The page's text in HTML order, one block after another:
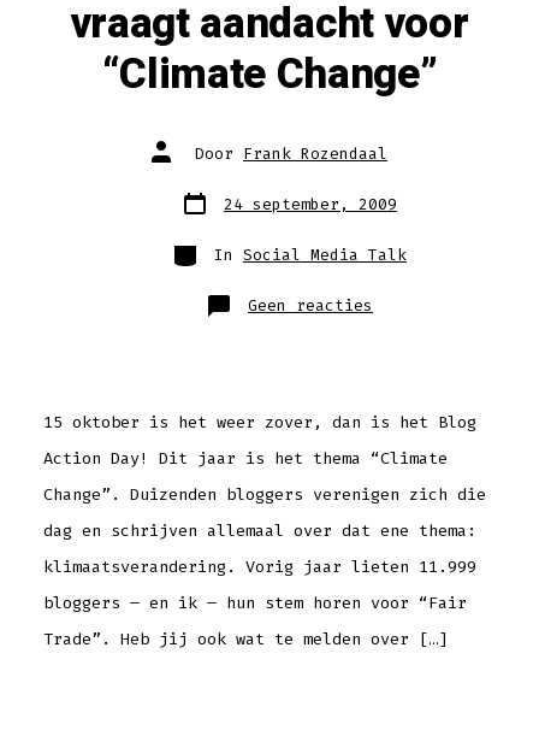
vraagt aandacht voor
“Climate Change”
Auteur
van Door Frank Rozendaal
Berichtdatum
24 september, 2009
Categorieën
In Social Media Talk
Geen reacties
Blog
“Climate
Change”
15 oktober is het weer zover, dan is het Blog
Action Day! Dit jaar is het thema “Climate
Change”. Duizenden bloggers verenigen zich die
dag en schrijven allemaal over dat ene thema:
klimaatsverandering. Vorig jaar lieten 11.999
bloggers – en ik – hun stem horen voor “Fair
Trade”. Heb jij ook wat te melden over […]